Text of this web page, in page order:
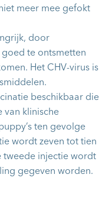
meer mee gefokt
door
te ontsmetten
Het CHV-virus is
beschikbaar die
van klinische
ten gevolge
wordt zeven tot tien
tweede injectie wordt
gegeven worden.